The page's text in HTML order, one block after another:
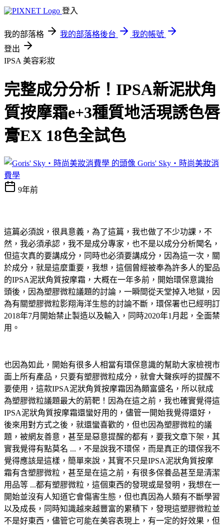
登入
我的部落格 我的部落格後台
我的帳號
登出
IPSA 美容彩妝
完整成分分析！IPSA新泥狀角
質按摩霜e+3種質地活現誘色唇
膏EX 18色全試色
Goris' Sky‧時尚美妝消
費學
9年前
這篇必須說，很具意義，為了這篇，我也做了不少功課，不
然，我必須承認，我不是成分專家，也不是以成分分析聞名，
但這次真的要講成分，同時也必須要講成分，因為這一次，關
於成分，就是這麼重要，我想，這個曾經被奉為許多人的聖品
的IPSA泥狀角質按摩霜，大概在一年多前，開始環保意識抬
頭後，因為塑膠微粒議題的討論，一瞬間從天堂掉入地獄，因
為有關塑膠微粒影翔海洋生態的討論不斷，環保署也已經明訂
2018年7月開始禁止製造以及輸入，同時2020年1月起，全面禁
用。
也因為如此，開始有很多人相當有環保意識的幫助大家檢視市
面上所有產品，只要有塑膠微粒成分，就會大聲疾呼的提醒不
要使用，這款IPSA泥狀角質按摩霜因為頗富盛名，所以就成
為塑膠微粒議題最大的箭靶！因為在這之前，我也確實覺得這
IPSA泥狀角質按摩霜還蠻好用的，儘管一開始我覺得還好，
後來用對方式之後，就還蠻喜歡的，但也因為塑膠微粒的議
題，被網友善意，甚至是惡意提醒的都有，要我文章下架，其
實我覺得有點莫名 ...，不是說我不環保，而是真正的環保我不
覺得應該是這樣，簡單來說，其實不只是IPSA泥狀角質按摩
霜有含塑膠微粒，甚至是在這之前，有很多保養品甚至是清潔
用品等 ...都有塑膠微粒，這個東西的發現或是發明，我想在一
開始並沒有人知道它會傷害生態，但也真因為人類有不斷學習
以及成長，同時知識越來越豐富的累積下，發現這塑膠微粒並
不是好東西，儘管它可能在美容表現上，有一定的好效果，但